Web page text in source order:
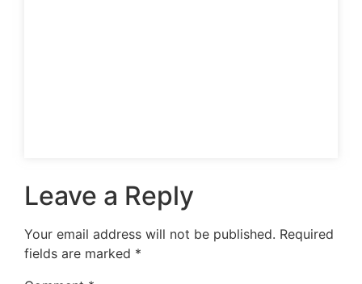
Leave a Reply
Your email address will not be published. Required
fields are marked *